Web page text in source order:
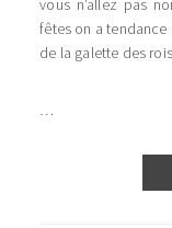
vous n’allez pas
fêtes on a tendance
de la galette des
…